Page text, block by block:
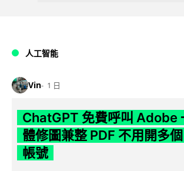
人工智能
Vin 1 日
ChatGPT 免費呼叫 Adobe
體修圖兼整 PDF 不用開多
帳號